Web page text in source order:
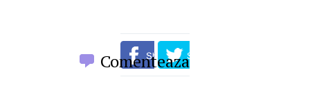
Comenteaza